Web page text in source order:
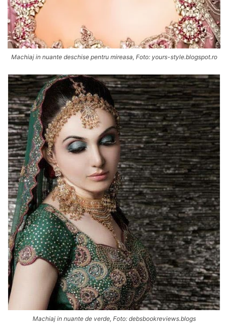
Machiaj in nuante deschise pentru mireasa, Foto: yours-style.blogspot.ro
Machiaj in nuante de verde, Foto: debsbookreviews.blogs